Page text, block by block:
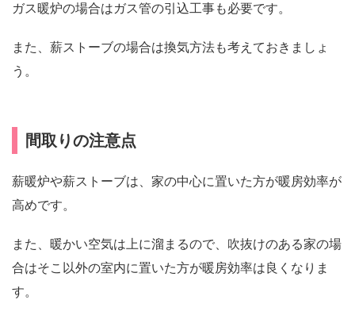
ガス暖炉の場合はガス管の引込工事も必要です。
また、薪ストーブの場合は換気方法も考えておきましょ
う。
間取りの注意点
薪暖炉や薪ストーブは、家の中心に置いた方が暖房効率が
高めです。
また、暖かい空気は上に溜まるので、吹抜けのある家の場
合はそこ以外の室内に置いた方が暖房効率は良くなりま
す。